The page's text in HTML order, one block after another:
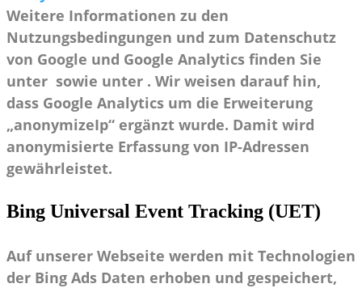
Weitere Informationen zu den
Nutzungsbedingungen und zum Datenschutz
von Google und Google Analytics finden Sie
unter sowie unter . Wir weisen darauf hin,
dass Google Analytics um die Erweiterung
„anonymizeIp“ ergänzt wurde. Damit wird
anonymisierte Erfassung von IP-Adressen
gewährleistet.
Bing Universal Event Tracking (UET)
Auf unserer Webseite werden mit Technologien
der Bing Ads Daten erhoben und gespeichert,